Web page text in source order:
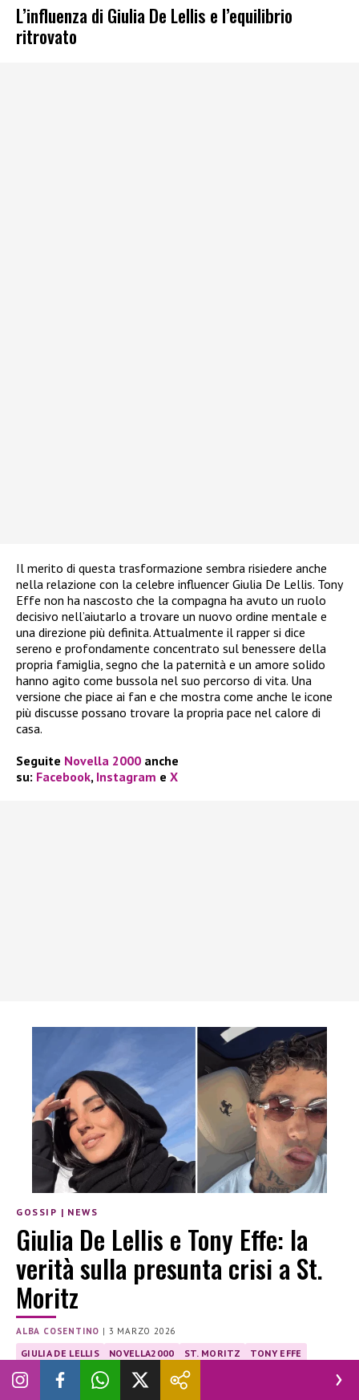
L’influenza di Giulia De Lellis e l’equilibrio
ritrovato
Il merito di questa trasformazione sembra risiedere anche
nella relazione con la celebre influencer Giulia De Lellis. Tony
Effe non ha nascosto che la compagna ha avuto un ruolo
decisivo nell’aiutarlo a trovare un nuovo ordine mentale e
una direzione più definita. Attualmente il rapper si dice
sereno e profondamente concentrato sul benessere della
propria famiglia, segno che la paternità e un amore solido
hanno agito come bussola nel suo percorso di vita. Una
versione che piace ai fan e che mostra come anche le icone
più discusse possano trovare la propria pace nel calore di
casa.
Seguite Novella 2000 anche
su: Facebook, Instagram e X
GOSSIP | NEWS
Giulia De Lellis e Tony Effe: la
verità sulla presunta crisi a St.
Moritz
ALBA COSENTINO | 3 MARZO 2026
GIULIA DE LELLIS NOVELLA2000 ST. MORITZ TONY EFFE
Giulia De Lellis rompe il silenzio via social e conferma